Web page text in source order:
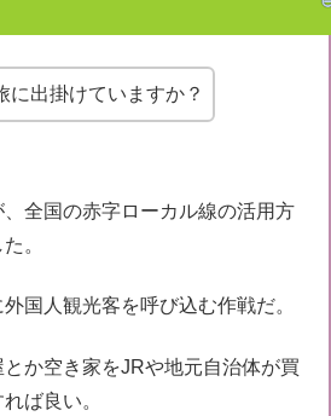
に出掛けていますか？
全国の赤字ローカル線の活用方
。
国人観光客を呼び込む作戦だ。
か空き家をJRや地元自治体が買
ば良い。